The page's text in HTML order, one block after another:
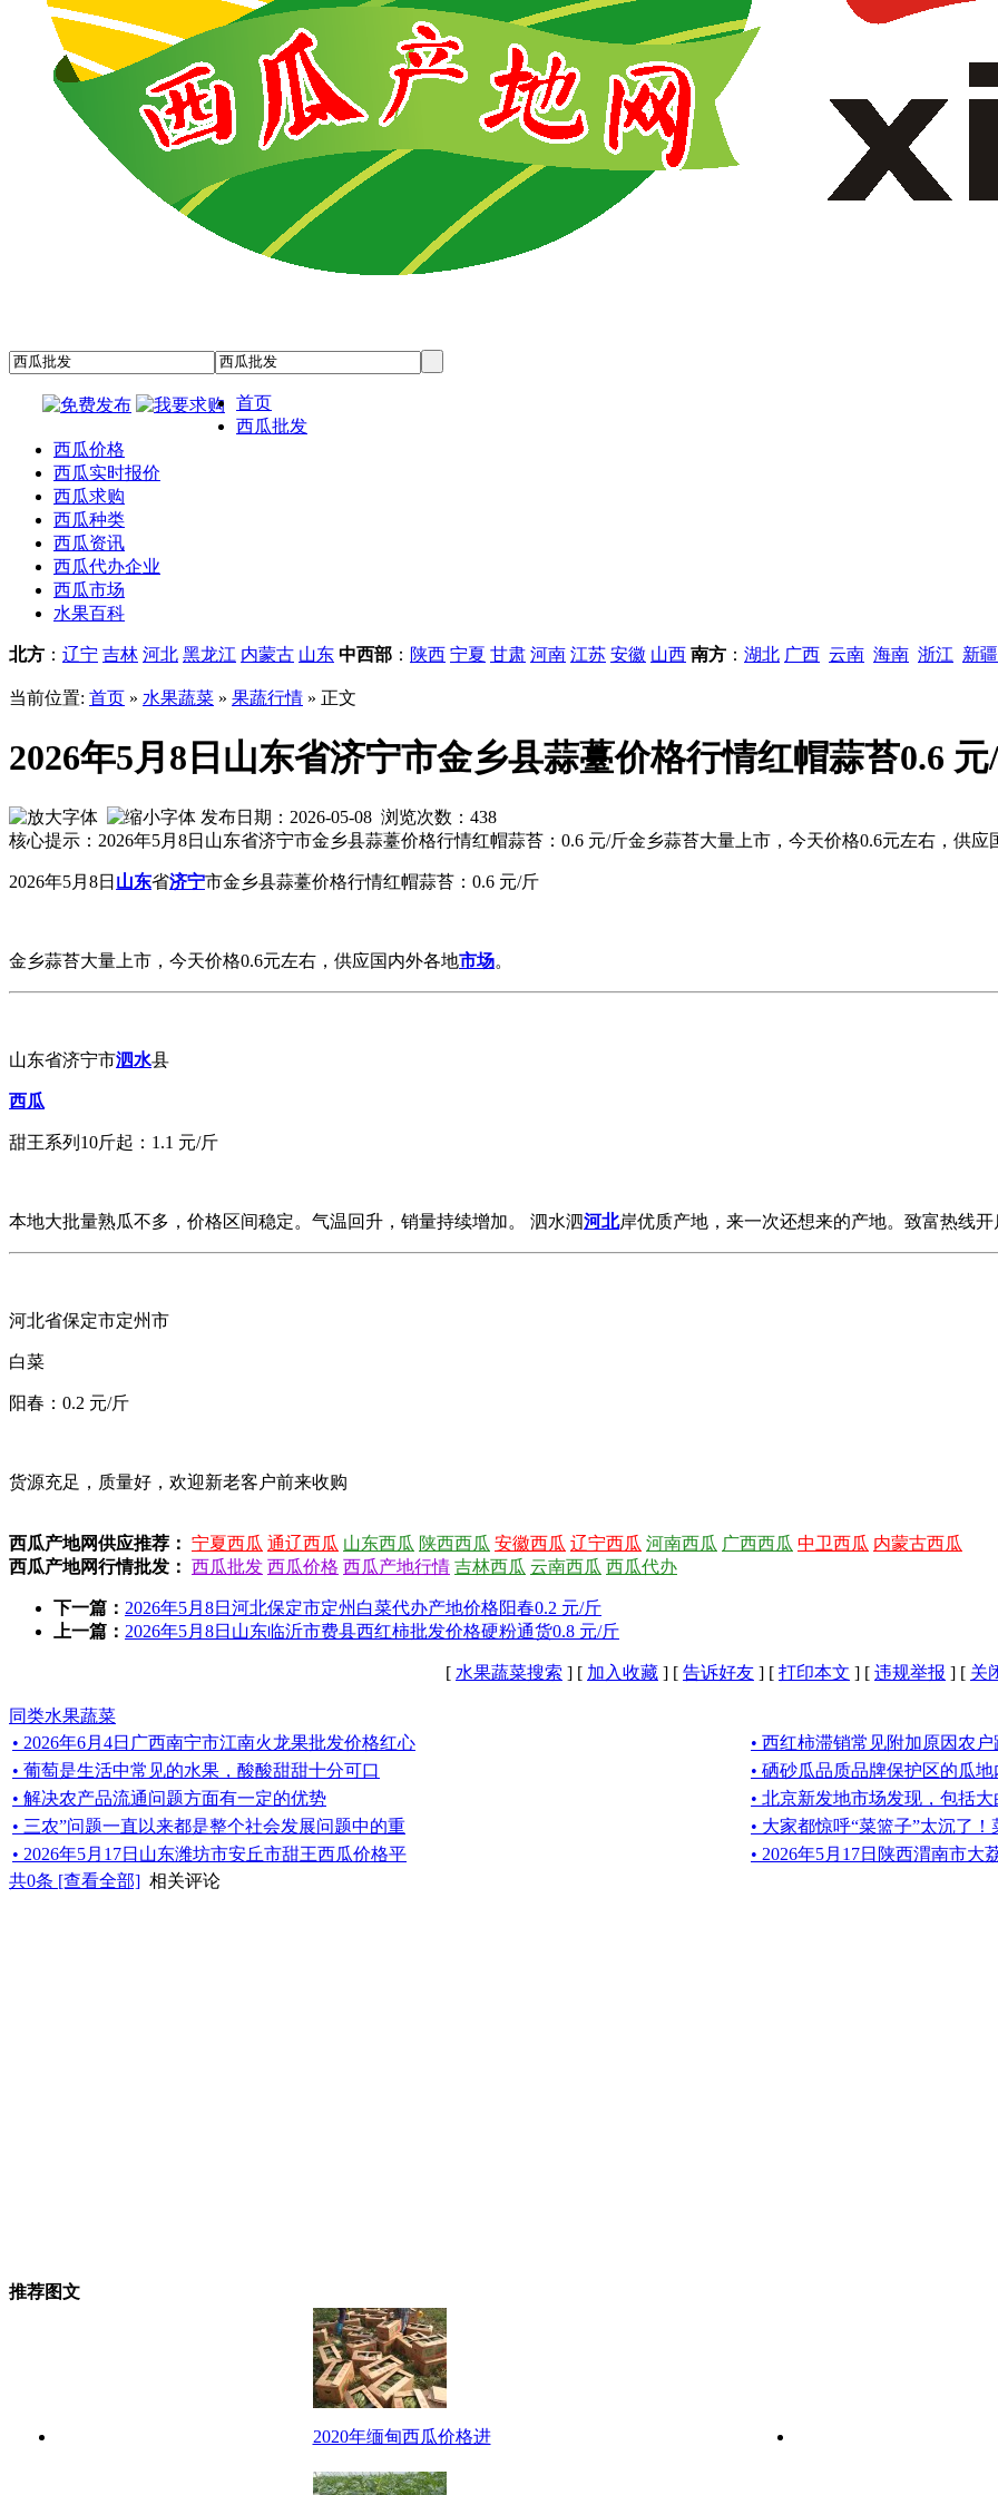
首页
西瓜批发
西瓜价格
西瓜实时报价
西瓜求购
西瓜种类
西瓜资讯
西瓜代办企业
西瓜市场
水果百科
北方 ： 辽宁 吉林 河北 黑龙江 内蒙古 山东 中西部 ： 陕西 宁夏 甘肃 河南 江苏 安徽 山西 南方 ： 湖北 广西 云南 海南 浙江 新疆
当前位置: 首页 » 水果蔬菜 » 果蔬行情 » 正文
2026年5月8日山东省济宁市金乡县蒜薹价格行情红帽蒜苔0.6
发布日期：2026-05-08 浏览次数： 438
核心提示：2026年5月8日山东省济宁市金乡县蒜薹价格行情红帽蒜苔：0.6 元/斤金乡蒜苔大量上市，今天价格0.6元左右，供应
2026年5月8日 山东省济宁市金乡县蒜薹价格行情红帽蒜苔：0.6 元/斤
金乡蒜苔大量上市，今天价格0.6元左右，供应国内外各地市场。
山东省济宁市泗水县
西瓜
甜王系列10斤起：1.1 元/斤
本地大批量熟瓜不多，价格区间稳定。气温回升，销量持续增加。 泗水泗河北岸优质产地，来一次还想来的产地。致富热线开
河北省保定市定州市
白菜
阳春：0.2 元/斤
货源充足，质量好，欢迎新老客户前来收购
西瓜产地网供应推荐： 宁夏西瓜 通辽西瓜 山东西瓜 陕西西瓜 安徽西瓜 辽宁西瓜 河南西瓜 广西西瓜 中卫西瓜 内蒙古西瓜
西瓜产地网行情批发： 西瓜批发 西瓜价格 西瓜产地行情 吉林西瓜 云南西瓜 西瓜代办
下一篇： 2026年5月8日河北保定市定州白菜代办产地价格阳春0.2 元/斤
上一篇： 2026年5月8日山东临沂市费县西红柿批发价格硬粉通货0.8 元/斤
[ 水果蔬菜搜索 ] [ 加入收藏 ] [ 告诉好友 ] [ 打印本文 ] [ 违规举报 ] [ 关
同类水果蔬菜
• 2026年6月4日广西南宁市江南火龙果批发价格红心
• 西红柿滞销常见附加原因农
• 葡萄是生活中常见的水果，酸酸甜甜十分可口
• 硒砂瓜品质品牌保护区的瓜
• 解决农产品流通问题方面有一定的优势
• 北京新发地市场发现，包括
• 三农”问题一直以来都是整个社会发展问题中的重
• 大家都惊呼“菜篮子”太沉了
• 2026年5月17日山东潍坊市安丘市甜王西瓜价格平
• 2026年5月17日陕西渭南市大
共0条 [查看全部] 相关评论
推荐图文
2020年缅甸西瓜价格进